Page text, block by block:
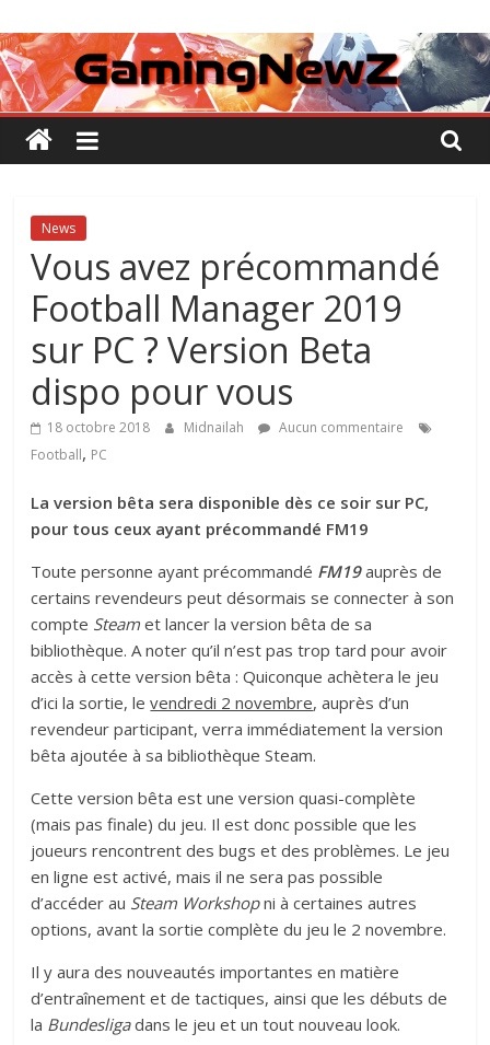
au
contenu
GamingNewZ
Tests
et
Actu
des
vidéo
News
Vous avez précommandé
Football Manager 2019
sur PC ? Version Beta
dispo pour vous
18 octobre 2018 Midnailah
Aucun commentaire
Football, PC
La version bêta sera disponible dès ce soir sur PC,
pour tous ceux ayant précommandé FM19
Toute personne ayant précommandé FM19auprès de
certains revendeurs peut désormais se connecter à son
compte Steam et lancer la version bêta de sa
bibliothèque. A noter qu’il n’est pas trop tard pour avoir
accès à cette version bêta : Quiconque achètera le jeu
d’ici la sortie, levendredi 2 novembre, auprès d’un
revendeur participant, verra immédiatement la version
bêta ajoutée à sa bibliothèque Steam.
Cette version bêta est une version quasi-complète
(mais pas finale) du jeu. Il est donc possible que les
joueurs rencontrent des bugs et des problèmes. Le jeu
en ligne est activé, mais il ne sera pas possible
d’accéder au Steam Workshopni à certaines autres
options, avant la sortie complète du jeu le 2 novembre.
Il y aura des nouveautés importantes en matière
d’entraînement et de tactiques, ainsi que les débuts de
la Bundesligadans le jeu et un tout nouveau look.